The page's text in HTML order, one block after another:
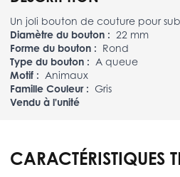
Un joli bouton de couture pour
Diamètre du bouton : 22 mm
Forme du bouton : Rond
Type du bouton : A queue
Motif : Animaux
Famille Couleur : Gris
Vendu à l'unité
CARACTÉRISTIQUES